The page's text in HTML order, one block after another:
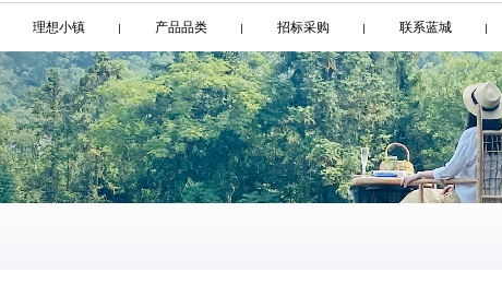
理想小镇 产品品类 招标采购 联系蓝城